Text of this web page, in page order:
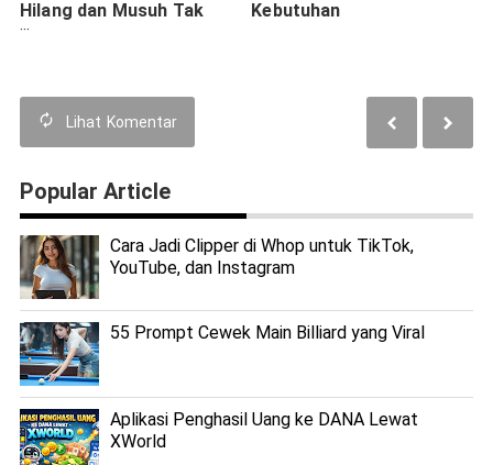
Hilang dan Musuh Tak
Terlihat
Kebutuhan
Lihat Komentar
Popular Article
Cara Jadi Clipper di Whop untuk TikTok,
YouTube, dan Instagram
55 Prompt Cewek Main Billiard yang Viral
Aplikasi Penghasil Uang ke DANA Lewat
XWorld